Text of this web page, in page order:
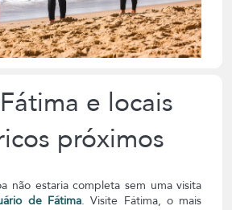
e locais
próximos
não estaria completa sem uma visita
de Fátima. Visite Fátima, o mais